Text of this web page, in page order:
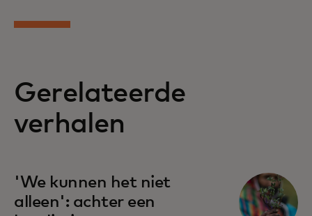
Gerelateerde
verhalen
'We kunnen het niet
alleen': achter een